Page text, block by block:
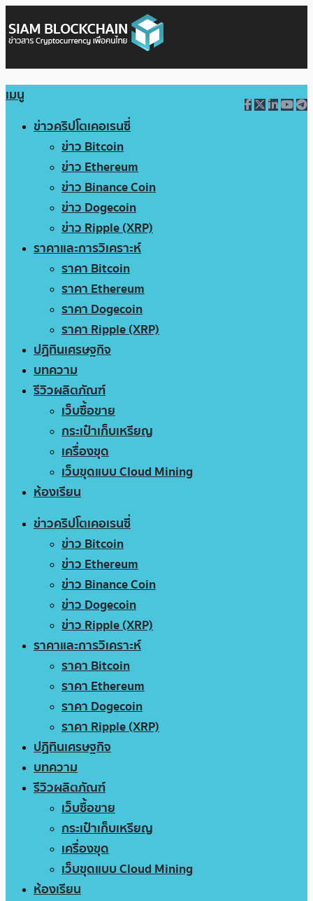
เมนู
ข่าวคริปโตเคอเรนซี่
ข่าว Bitcoin
ข่าว Ethereum
ข่าว Binance Coin
ข่าว Dogecoin
ข่าว Ripple (XRP)
ราคาและการวิเคราะห์
ราคา Bitcoin
ราคา Ethereum
ราคา Dogecoin
ราคา Ripple (XRP)
ปฏิทินเศรษฐกิจ
บทความ
รีวิวผลิตภัณฑ์
เว็บซื้อขาย
กระเป๋าเก็บเหรียญ
เครื่องขุด
เว็บขุดแบบ Cloud Mining
ห้องเรียน
ข่าวคริปโตเคอเรนซี่
ข่าว Bitcoin
ข่าว Ethereum
ข่าว Binance Coin
ข่าว Dogecoin
ข่าว Ripple (XRP)
ราคาและการวิเคราะห์
ราคา Bitcoin
ราคา Ethereum
ราคา Dogecoin
ราคา Ripple (XRP)
ปฏิทินเศรษฐกิจ
บทความ
รีวิวผลิตภัณฑ์
เว็บซื้อขาย
กระเป๋าเก็บเหรียญ
เครื่องขุด
เว็บขุดแบบ Cloud Mining
ห้องเรียน